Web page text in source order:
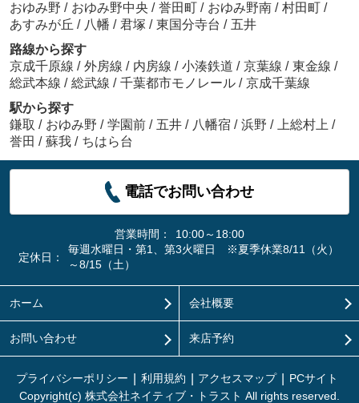
おゆみ野 / おゆみ野中央 / 誉田町 / おゆみ野南 / 村田町 /
あすみが丘 / 八幡 / 君塚 / 東国分寺台 / 五井
路線から探す
京成千原線 / 外房線 / 内房線 / 小湊鉄道 / 京葉線 / 東金線 /
総武本線 / 総武線 / 千葉都市モノレール / 京成千葉線
駅から探す
鎌取 / おゆみ野 / 学園前 / 五井 / 八幡宿 / 浜野 / 上総村上 /
誉田 / 蘇我 / ちはら台
電話でお問い合わせ
営業時間：
10:00～18:00
定休日：
毎週水曜日・第1、第3火曜日 ※夏季休業8/11（火）
～8/15（土）
ホーム 会社概要
お問い合わせ 来店予約
プライバシーポリシー 利用規約 アクセスマップ
PCサイト
Copyright(c) 株式会社ネイティブ・トラスト All rights reserved.